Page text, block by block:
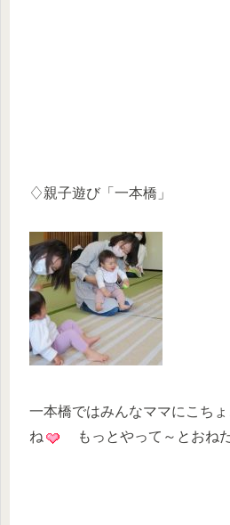
♢親子遊び「一本橋」
一本橋ではみんなママにこち
ね
もっとやって～とおね